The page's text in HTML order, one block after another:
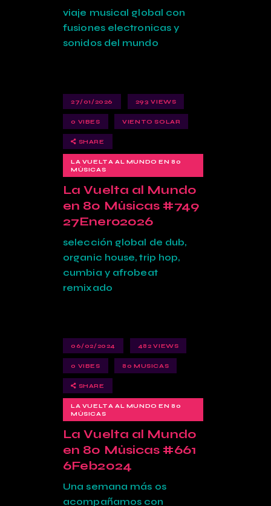
viaje musical global con
fusiones electronicas y
sonidos del mundo
27/01/2026 293 VIEWS
0 VIBES VIENTO SOLAR
SHARE
LA VUELTA AL MUNDO EN 80
MÚSICAS
La Vuelta al Mundo
en 80 Músicas #749
27Enero2026
selección global de dub,
organic house, trip hop,
cumbia y afrobeat
remixado
06/02/2024 482 VIEWS
0 VIBES 80 MUSICAS
SHARE
LA VUELTA AL MUNDO EN 80
MÚSICAS
La Vuelta al Mundo
en 80 Músicas #661
6Feb2024
Una semana más os
acompañamos con